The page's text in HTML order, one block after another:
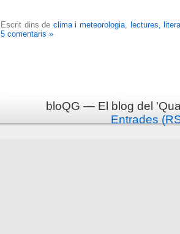
Escrit dins de clima i meteorologia, lectures,
5 comentaris »
bloQG — El blog del
Entrades